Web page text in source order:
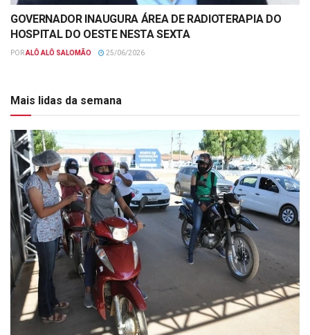
GOVERNADOR INAUGURA ÁREA DE RADIOTERAPIA DO
HOSPITAL DO OESTE NESTA SEXTA
PORALÔ ALÔ SALOMÃO 25/06/2026
Mais lidas da semana